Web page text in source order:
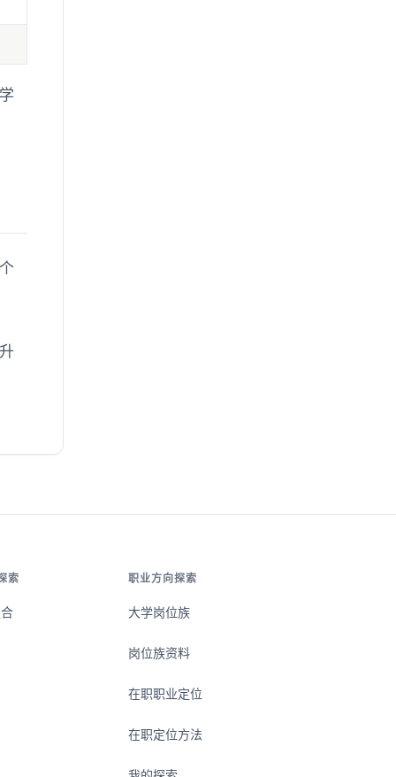
索 职业方向探索
大学岗位族
岗位族资料
在职职业定位
在职定位方法